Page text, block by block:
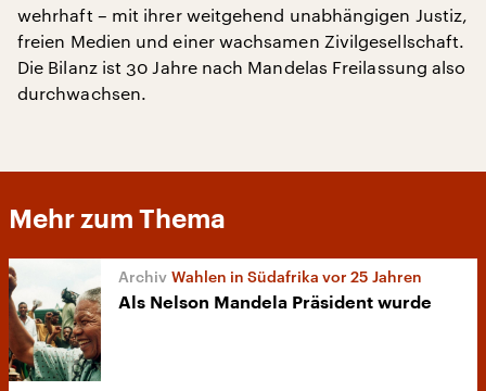
wehrhaft – mit ihrer weitgehend unabhängigen Justiz,
freien Medien und einer wachsamen Zivilgesellschaft.
Die Bilanz ist 30 Jahre nach Mandelas Freilassung also
durchwachsen.
Mehr zum Thema
Wahlen in Südafrika vor 25 Jahren
Als Nelson Mandela Präsident wurde